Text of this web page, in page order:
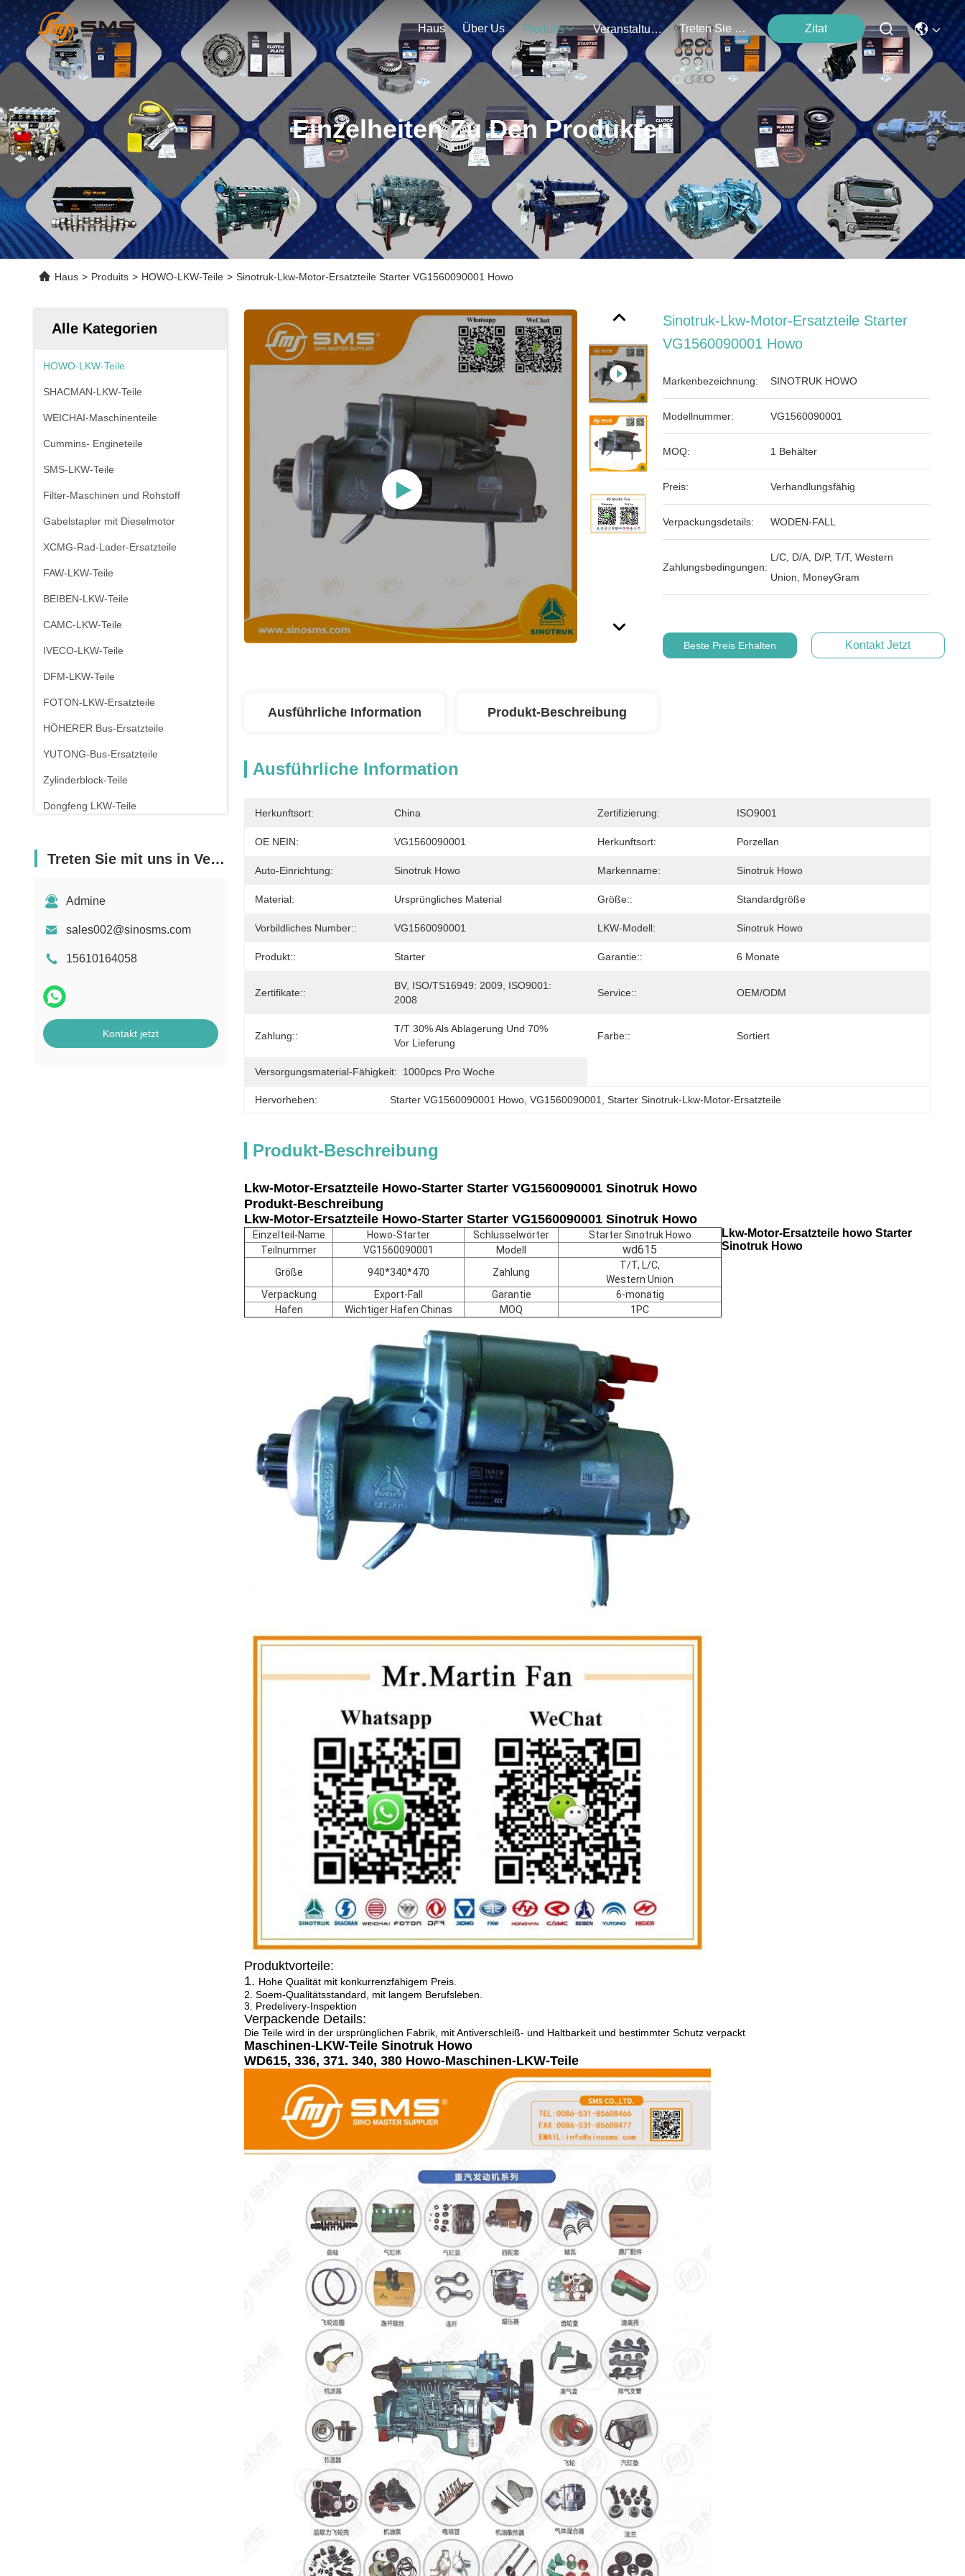
Haus Über Us Produits Veranstaltungen Treten Sie Mit Uns In Verbindung Zitat
Einzelheiten Zu Den Produkten
Haus > Produits > HOWO-LKW-Teile > Sinotruk-Lkw-Motor-Ersatzteile Starter VG1560090001 Howo
Alle Kategorien
HOWO-LKW-Teile
SHACMAN-LKW-Teile
WEICHAI-Maschinenteile
Cummins- Engineteile
SMS-LKW-Teile
Filter-Maschinen und Rohstoff
Gabelstapler mit Dieselmotor
XCMG-Rad-Lader-Ersatzteile
FAW-LKW-Teile
BEIBEN-LKW-Teile
CAMC-LKW-Teile
IVECO-LKW-Teile
DFM-LKW-Teile
FOTON-LKW-Ersatzteile
HÖHERER Bus-Ersatzteile
YUTONG-Bus-Ersatzteile
Zylinderblock-Teile
Dongfeng LKW-Teile
Treten Sie mit uns in Verbindung
Admine
sales002@sinosms.com
15610164058
Kontakt jetzt
Sinotruk-Lkw-Motor-Ersatzteile Starter
VG1560090001 Howo
Markenbezeichnung: SINOTRUK HOWO
Modellnummer: VG1560090001
MOQ: 1 Behälter
Preis: Verhandlungsfähig
Verpackungsdetails: WODEN-FALL
Zahlungsbedingungen:
L/C, D/A, D/P, T/T, Western
Union, MoneyGram
Beste Preis Erhalten Kontakt Jetzt
Ausführliche Information Produkt-Beschreibung
Ausführliche Information
Herkunftsort: China Zertifizierung: ISO9001
OE NEIN: VG1560090001 Herkunftsort: Porzellan
Auto-Einrichtung: Sinotruk Howo Markenname: Sinotruk Howo
Material: Ursprüngliches Material Größe:: Standardgröße
Vorbildliches Number:: VG1560090001 LKW-Modell: Sinotruk Howo
Produkt:: Starter Garantie:: 6 Monate
Zertifikate::
BV, ISO/TS16949: 2009, ISO9001:
2008
Service:: OEM/ODM
Zahlung::
T/T 30% Als Ablagerung Und 70%
Vor Lieferung
Farbe:: Sortiert
Versorgungsmaterial-Fähigkeit: 1000pcs Pro Woche
Hervorheben: Starter VG1560090001 Howo , VG1560090001 , Starter Sinotruk-Lkw-Motor-Ersatzteile
Produkt-Beschreibung
Lkw-Motor-Ersatzteile Howo-Starter Starter VG1560090001 Sinotruk Howo
Produkt-Beschreibung
Lkw-Motor-Ersatzteile Howo-Starter Starter VG1560090001 Sinotruk Howo
Einzelteil-Name Howo-Starter Schlüsselwörter
Starter Sinotruk Howo
Teilnummer
VG1560090001 Modell wd615
Größe 940*340*470 Zahlung
T/T, L/C,
Western Union
Verpackung
Export-Fall Garantie
6-monatig
Hafen
Wichtiger Hafen Chinas MOQ 1PC
Lkw-Motor-Ersatzteile howo Starter
Sinotruk Howo
Produktvorteile:
1. Hohe Qualität mit konkurrenzfähigem Preis.
2. Soem-Qualitätsstandard, mit langem Berufsleben.
3. Predelivery-Inspektion
Verpackende Details:
Die Teile wird in der ursprünglichen Fabrik, mit Antiverschleiß- und Haltbarkeit und bestimmter Schutz verpackt
Maschinen-LKW-Teile Sinotruk Howo
WD615, 336, 371. 340, 380 Howo-Maschinen-LKW-Teile